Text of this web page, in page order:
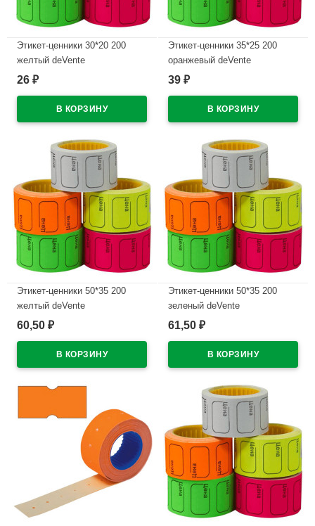
Этикет-ценники 30*20 200
желтый deVente
В наличии
26 ₽
Этикет-ценники 35*25 200
оранжевый deVente
В наличии
39 ₽
Этикет-ценники 50*35 200
желтый deVente
В наличии
60,50 ₽
Этикет-ценники 50*35 200
зеленый deVente
В наличии
61,50 ₽